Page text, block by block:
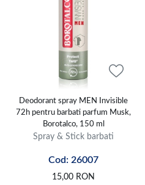
Deodorant spray MEN Invisible
72h pentru barbati parfum Musk,
Borotalco, 150 ml
Spray & Stick barbati
Cod: 26007
15,00 RON